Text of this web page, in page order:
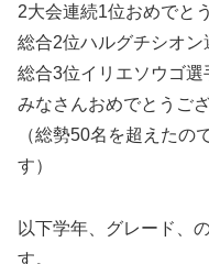
2大会連続1位おめでと
総合2位ハルグチシオン
総合3位イリエソウゴ選
みなさんおめでとうご
（総勢50名を超えたの
す）
以下学年、グレード、
す。